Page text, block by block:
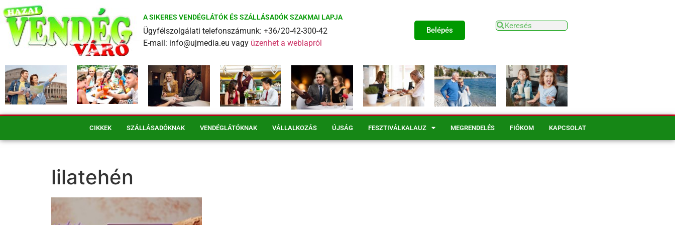
A SIKERES VENDÉGLÁTÓK ÉS SZÁLLÁSADÓK SZAKMAI LAPJA
Ügyfélszolgálati telefonszámunk: +36/20-42-300-42
E-mail: info@ujmedia.eu vagy üzenhet a weblapról
Belépés
CIKKEK SZÁLLÁSADÓKNAK VENDÉGLÁTÓKNAK VÁLLALKOZÁS ÚJSÁG FESZTIVÁLKALAUZ MEGRENDELÉS FIÓKOM KAPCSOLAT
lilatehén